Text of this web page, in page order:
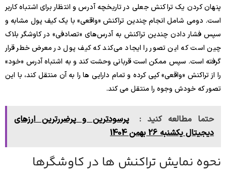
پنهان کردن یک تراکنش جعلی در تاریخچه آدرس و انتظار برای اشتباه کاربر
است. دومی شامل انجام چندین تراکنش «واقعی» با یک کیف پول مشابه و
سپس فشار دادن چندین تراکنش به آدرس‌های «تصادفی» در کاوشگر بلاک
چین است که این تصور را ایجاد می‌کند که کیف پول در معرض خطر قرار
گرفته است. سپس ممکن است قربانی وحشت کند و به اشتباه آدرس «خود»
را از تراکنش «واقعی» کپی کرده و تمام دارایی ها را به آن منتقل کند، با این
تصور که خودش وجوه را منتقل می کند.
حتما مطالعه کنید :
‌‏پرسودترین و پرضررترین ارزهای
دیجیتال یکشنبه 26 بهمن 1404
نحوه نمایش تراکنش ها در کاوشگرها